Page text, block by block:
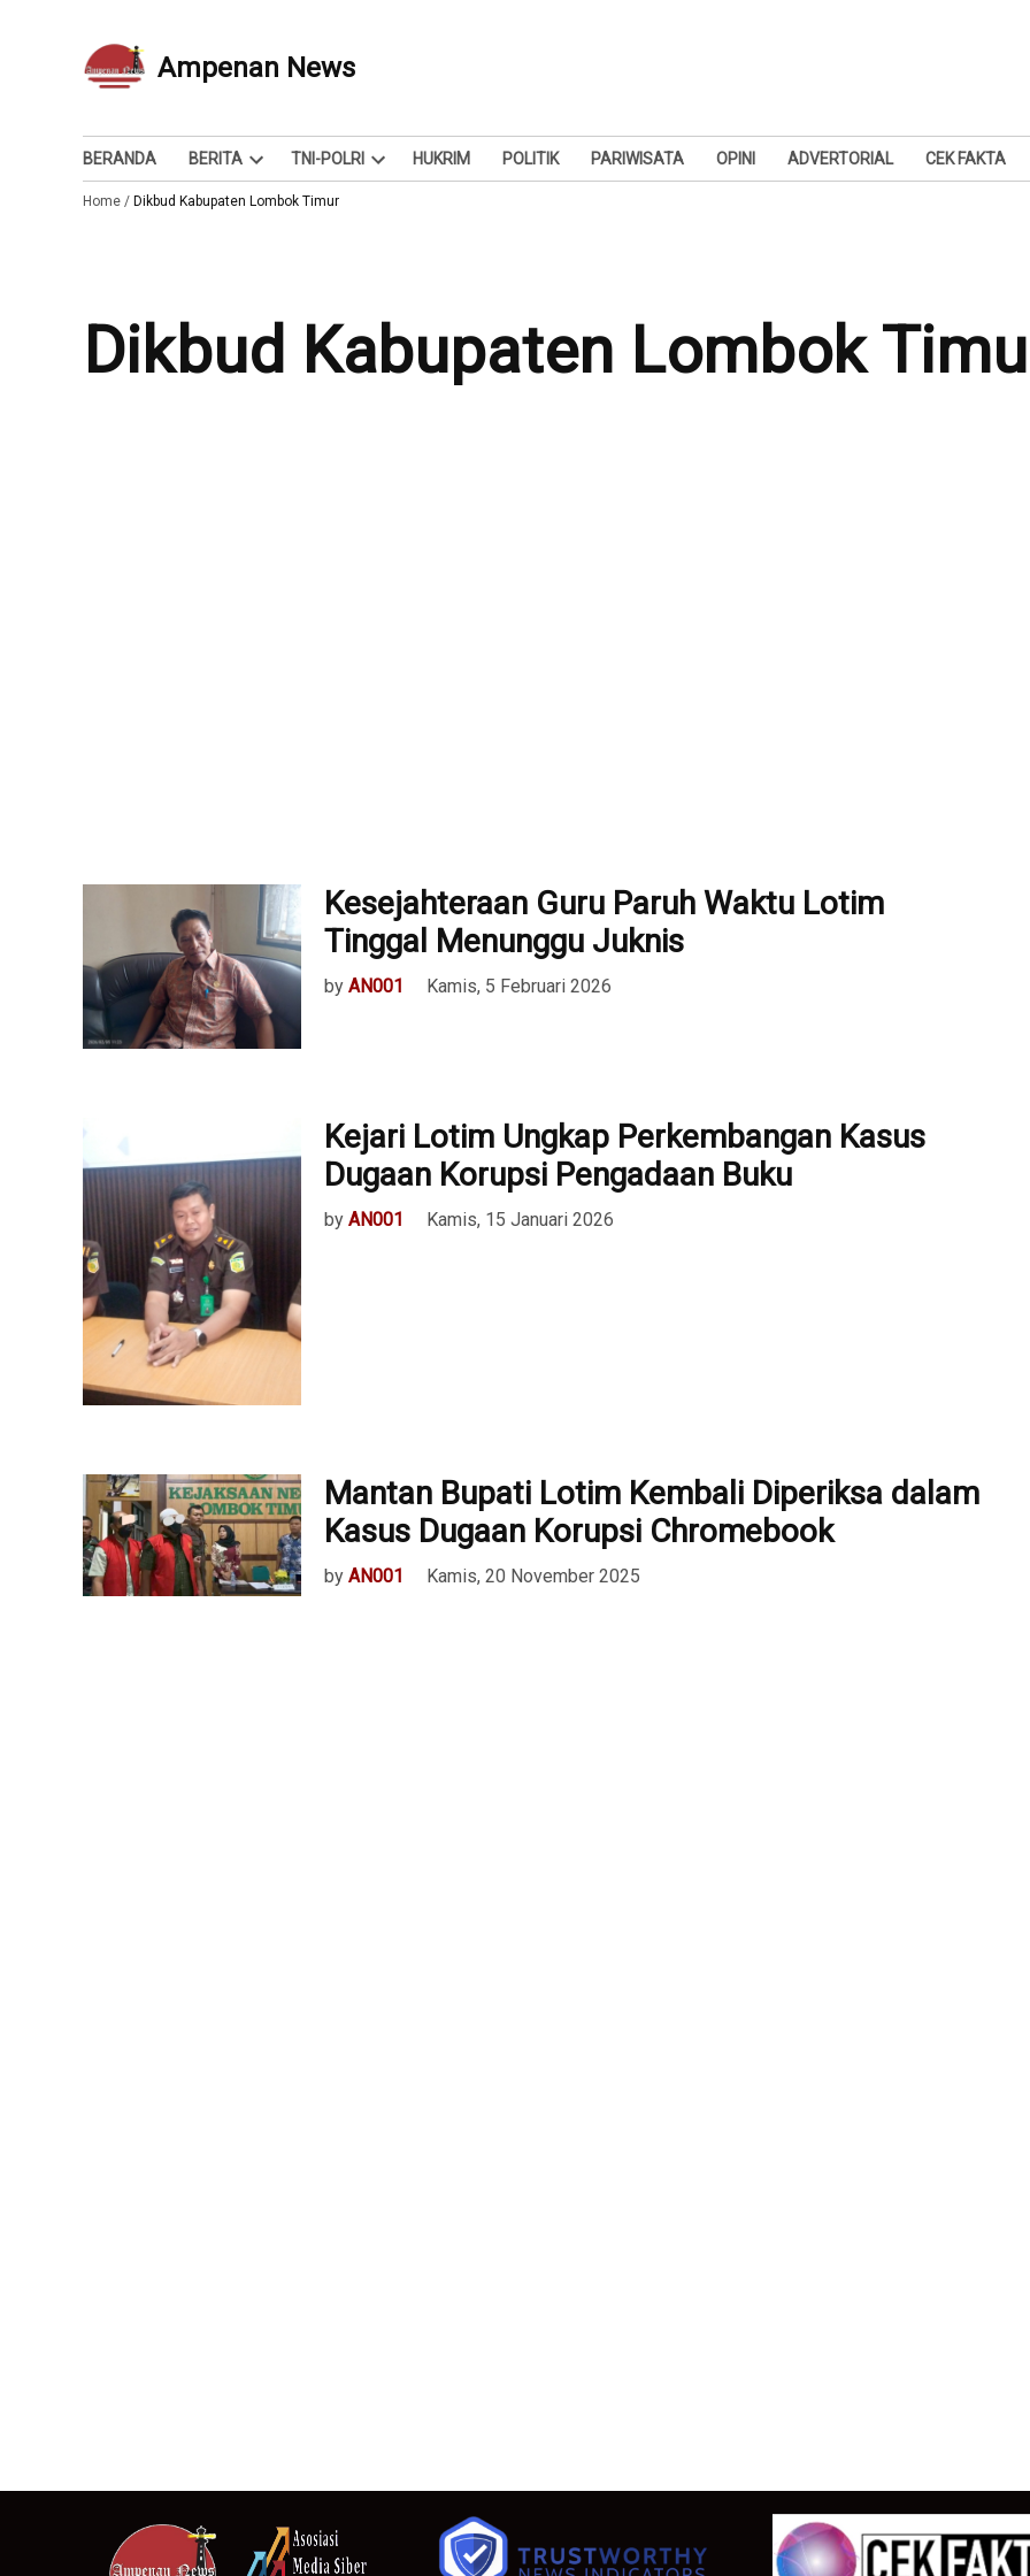
Ampenan News
Berita dan Info
BERANDA BERITA
Open
dropdown
TNI-POLRI
Open
HUKRIM POLITIK PARIWISATA OPINI ADVERTORIAL CEK FAKTA
Home / Dikbud Kabupaten Lombok Timur
Dikbud Kabupaten Lombok
Kesejahteraan Guru Paruh Waktu Lotim
Tinggal Menunggu Juknis
by AN001 Kamis, 5 Februari 2026
Kejari Lotim Ungkap Perkembangan Kasus
Dugaan Korupsi Pengadaan Buku
by AN001 Kamis, 15 Januari 2026
Mantan Bupati Lotim Kembali Diperiksa dalam
Kasus Dugaan Korupsi Chromebook
by AN001 Kamis, 20 November 2025